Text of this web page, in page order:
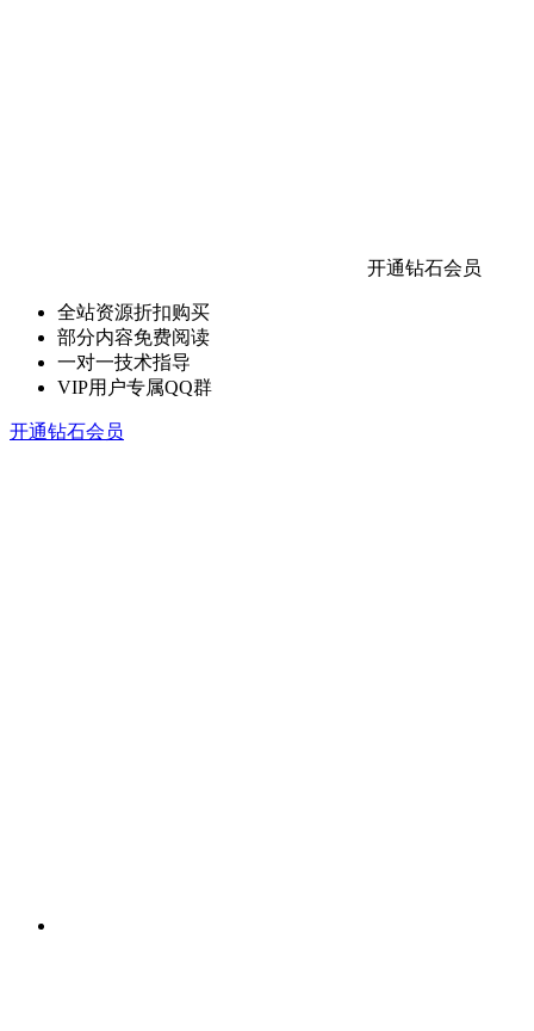
开通钻石会员
全站资源折扣购买
部分内容免费阅读
一对一技术指导
VIP用户专属QQ群
开通钻石会员